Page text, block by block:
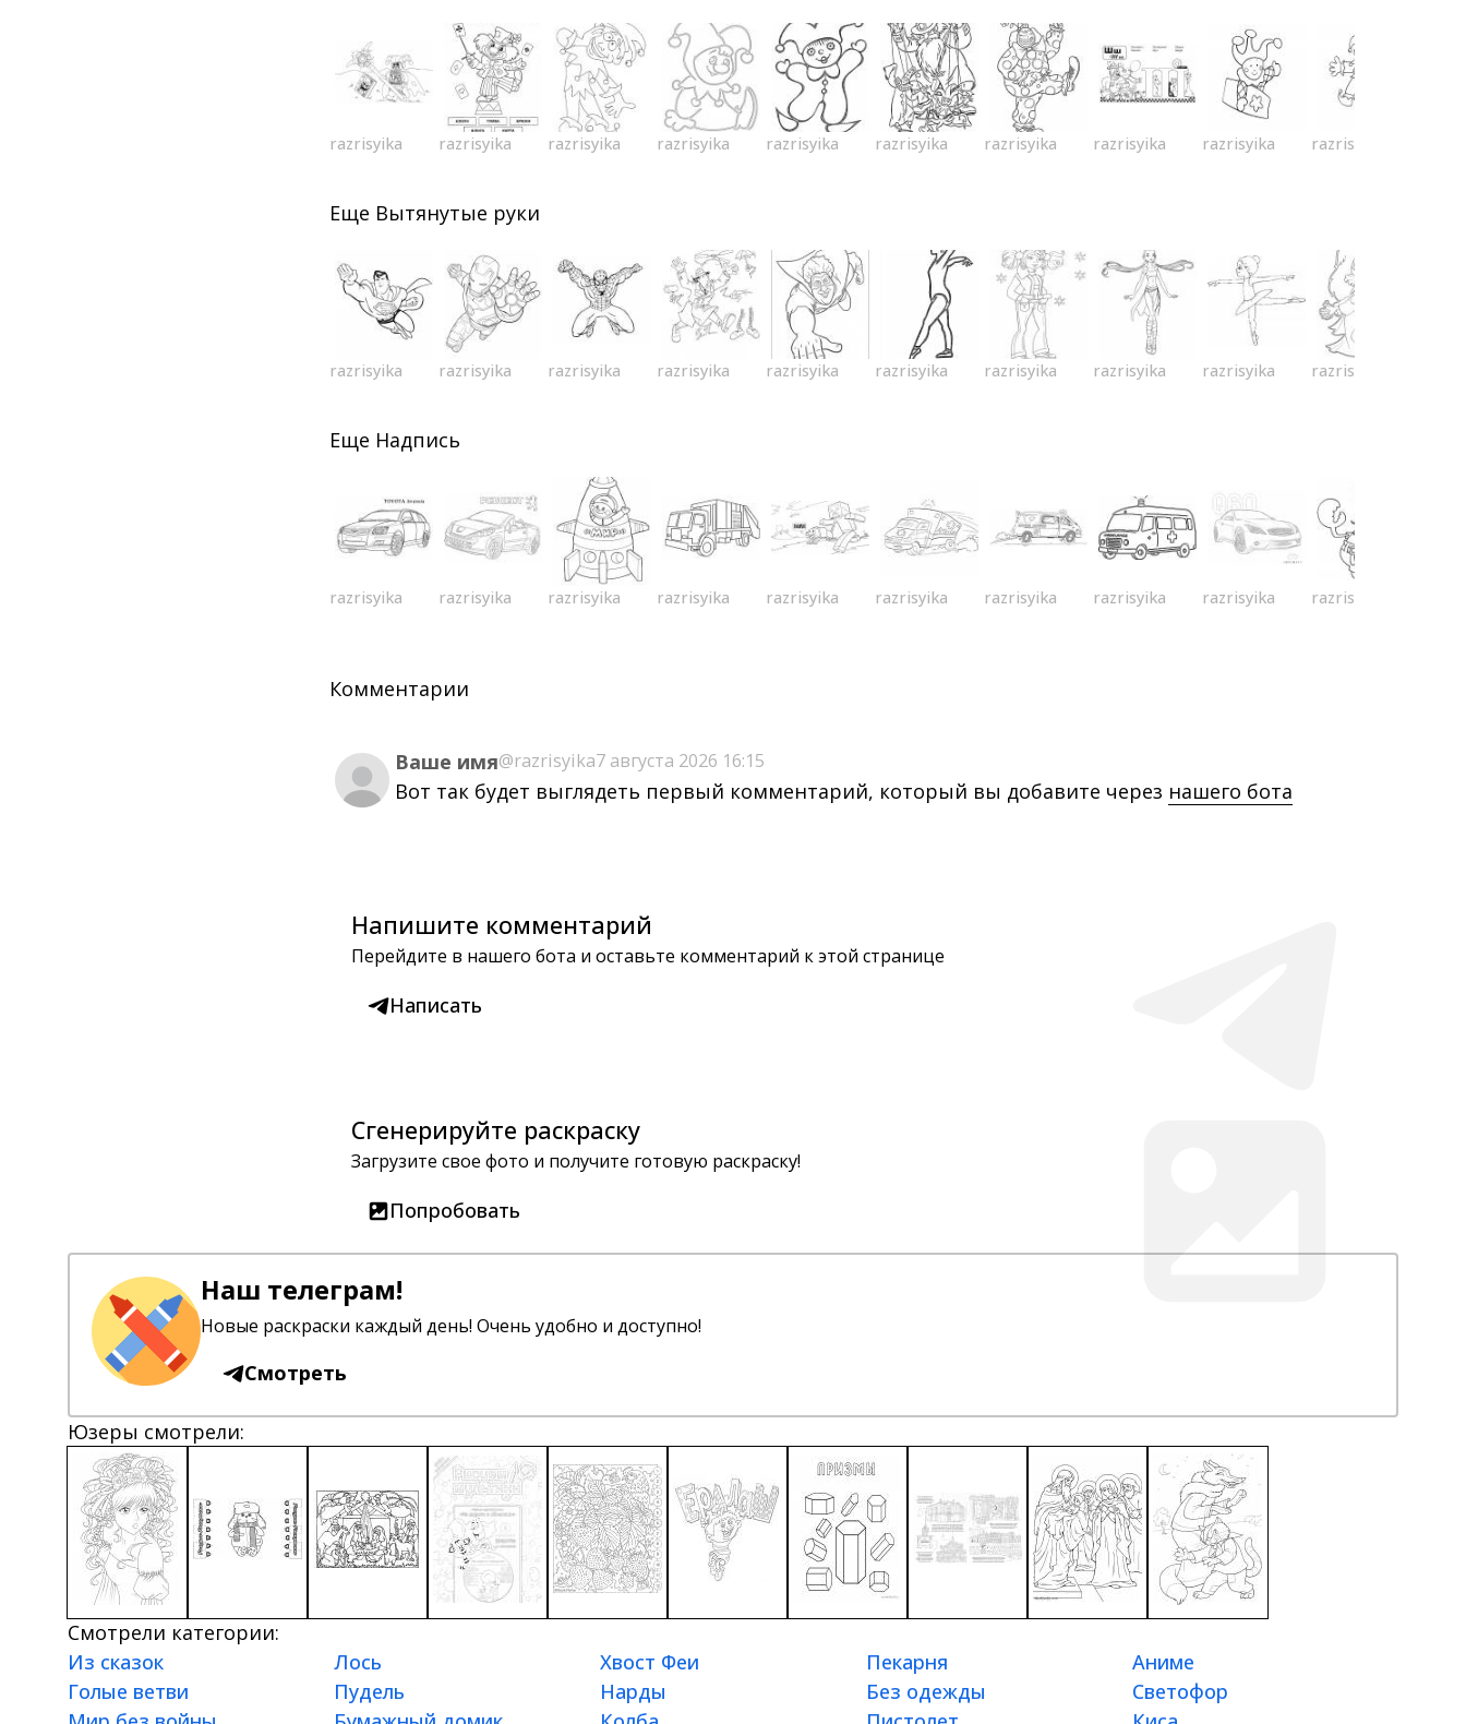
razrisyika razrisyika razrisyika razrisyika razrisyika razrisyika razrisyika razrisyika razrisyika razrisyika
Еще Вытянутые руки
razrisyika razrisyika razrisyika razrisyika razrisyika razrisyika razrisyika razrisyika razrisyika razrisyika
Еще Надпись
razrisyika razrisyika razrisyika razrisyika razrisyika razrisyika razrisyika razrisyika razrisyika razrisyika
Комментарии
Ваше имя@razrisyika7 августа 2026 16:15
Вот так будет выглядеть первый комментарий, который вы добавите через нашего бота
Напишите комментарий
Перейдите в нашего бота и оставьте комментарий к этой странице
Написать
Сгенерируйте раскраску
Загрузите свое фото и получите готовую раскраску!
Попробовать
Наш телеграм!
Новые раскраски каждый день! Очень удобно и доступно!
Смотреть
Юзеры смотрели:
Смотрели категории:
Из сказок
Лось Хвост Феи Пекарня
Аниме
Голые ветви
Пудель Нарды Без одежды
Светофор